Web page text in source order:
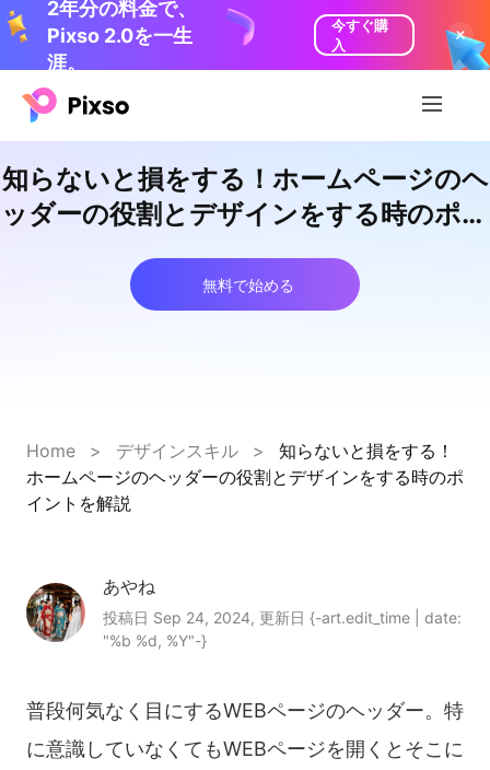
2年分の料金で、
Pixso 2.0を一生
涯。
今すぐ購
入
知らないと損をする！ホームページのヘ
ッダーの役割とデザインをする時のポイ
無料で始める
Home > デザインスキル >
知らないと損をする！
ホームページのヘッダーの役割とデザインをする時のポ
イントを解説
あやね
投稿日 Sep 24, 2024, 更新日 {-art.edit_time | date:
"%b %d, %Y"-}
普段何気なく目にするWEBページのヘッダー。特
に意識していなくてもWEBページを開くとそこに